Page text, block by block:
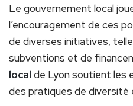
Le gouvernement local
l’encouragement de ces
de diverses initiatives,
subventions et de
local de Lyon soutient les
des pratiques de diversité